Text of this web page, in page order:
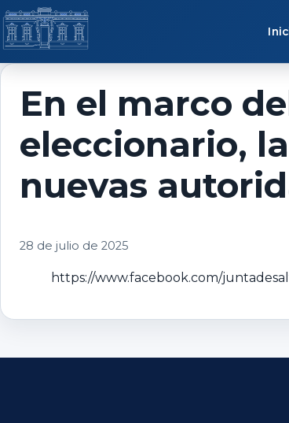
Saltar al contenido
En el marco
eleccionario,
nuevas
28 de julio de 2025
https://www.facebook.com/